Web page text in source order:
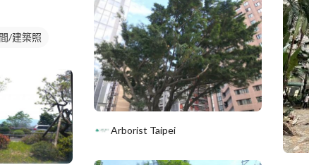
/建築照
Arborist Taipei